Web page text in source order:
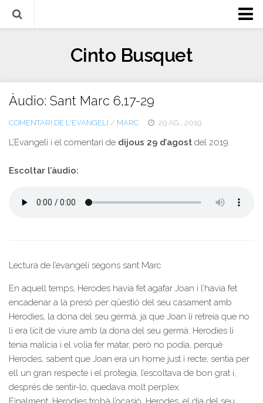
Llibres
Escrits-articles
Notícies
Castellano
Italiano
Cinto Busquet
Àudio: Sant Marc 6,17-29
COMENTARI DE L'EVANGELI / MARC 29 AG., 2019
L’Evangeli i el comentari de dijous 29 d’agost del 2019.
Escoltar l’àudio:
Lectura de l’evangeli segons sant Marc
En aquell temps, Herodes havia fet agafar Joan i l’havia fet
encadenar a la presó per qüestió del seu casament amb
Herodies, la dona del seu germà, ja que Joan li retreia que no
li era lícit de viure amb la dona del seu germà. Herodies li
tenia malícia i el volia fer matar, però no podia, perquè
Herodes, sabent que Joan era un home just i recte, sentia per
ell un gran respecte i el protegia, l’escoltava de bon grat i,
després de sentir-lo, quedava molt perplex.